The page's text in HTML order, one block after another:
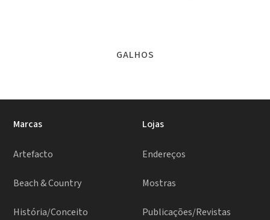
GALHOS
Marcas
Artefacto
Beach & Country
História/Conceito
Lojas
Endereços
Mostras
Publicações/Revistas